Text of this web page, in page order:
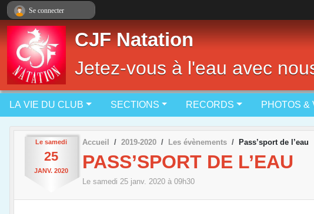
CJF Natation
Jetez-vous à l'eau avec
LA VIE DU CLUB SECTIONS RECORDS PHOTOS &
Le samedi
25
JANV. 2020
Accueil 2019-2020 Les évènements Pass’sport de l’eau
PASS’SPORT DE L’EAU
Le samedi 25 janv. 2020 à 09h30
Se connecter
Panneau de gestion des cookies